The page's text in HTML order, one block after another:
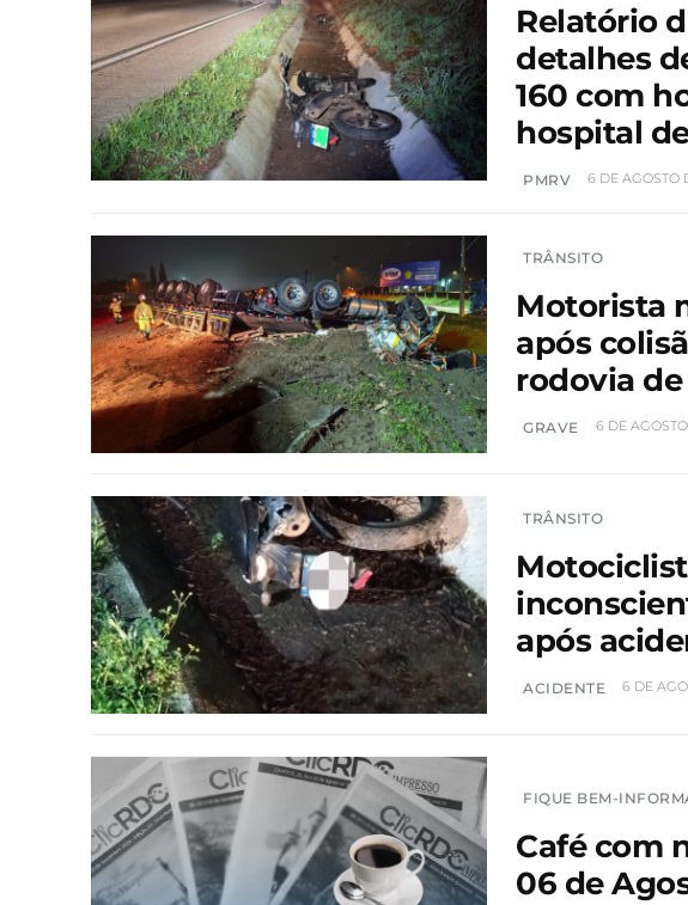
Relatório
detalhes
160 com
hospital
PMRV 6 DE AGOSTO
TRÂNSITO
Motorista
após
rodovia
GRAVE 6 DE
TRÂNSITO
após
ACIDENTE 6 DE
FIQUE BEM-
Café com
06 de